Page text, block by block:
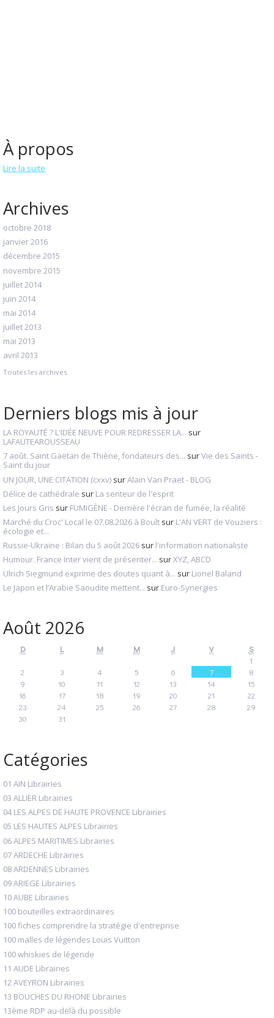
À propos
Lire la suite
Archives
octobre 2018
janvier 2016
décembre 2015
novembre 2015
juillet 2014
juin 2014
mai 2014
juillet 2013
mai 2013
avril 2013
Toutes les archives
Derniers blogs mis à jour
LA ROYAUTÉ ? L'IDÉE NEUVE POUR REDRESSER LA... sur
LAFAUTEAROUSSEAU
7 août. Saint Gaëtan de Thiène, fondateurs des... surVie des Saints -
Saint du jour
UN JOUR, UNE CITATION (cxxv) surAlain Van Praet - BLOG
Délice de cathédrale sur La senteur de l'esprit
Les Jours Gris sur FUMIGÈNE - Derrière l'écran de fumée, la réalité
Marché du Croc' Local le 07.08.2026 à Boult sur L'AN VERT de Vouziers :
écologie et...
Russie-Ukraine : Bilan du 5 août 2026 sur l'information nationaliste
Humour. France Inter vient de présenter... surXYZ, ABCD
Ulrich Siegmund exprime des doutes quant à... sur Lionel Baland
Le Japon et l’Arabie Saoudite mettent... sur Euro-Synergies
Août 2026
D L M M J V
S
1
2
3 4 5 6 7
8
9
10 11 12 13 14
15
16
17 18 19 20 21
22
23
24 25 26 27 28
29
30
31
Catégories
01 AIN Librairies
03 ALLIER Librairies
04 LES ALPES DE HAUTE PROVENCE Librairies
05 LES HAUTES ALPES Librairies
06 ALPES MARITIMES Librairies
07 ARDECHE Librairies
08 ARDENNES Librairies
09 ARIEGE Librairies
10 AUBE Librairies
100 bouteilles extraordinaires
100 fiches comprendre la stratégie d'entreprise
100 malles de légendes Louis Vuitton
100 whiskies de légende
11 AUDE Librairies
12 AVEYRON Librairies
13 BOUCHES DU RHONE Librairies
13ème RDP au-delà du possible